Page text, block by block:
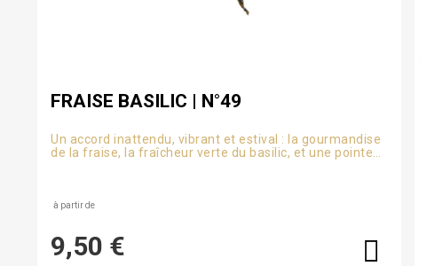
FRAISE BASILIC | N°49
Un accord inattendu, vibrant et estival : la gourmandise
de la fraise, la fraîcheur verte du basilic, et une pointe
à partir de
9,50 €